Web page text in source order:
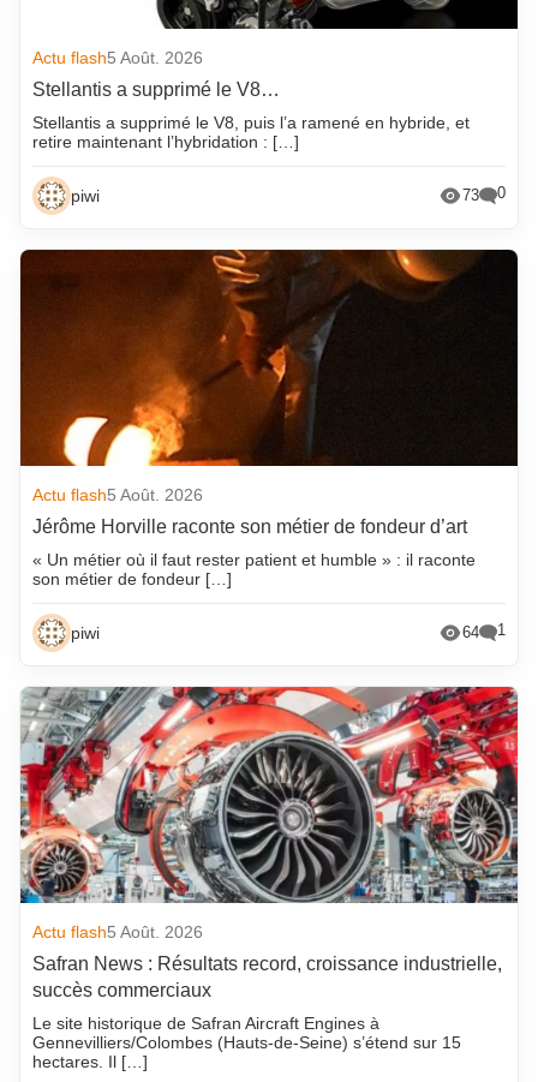
Actu flash5 Août. 2026
Stellantis a supprimé le V8…
Stellantis a supprimé le V8, puis l’a ramené en hybride, et
retire maintenant l’hybridation : […]
piwi 73 0
Actu flash5 Août. 2026
Jérôme Horville raconte son métier de fondeur d’art
« Un métier où il faut rester patient et humble » : il raconte
son métier de fondeur […]
piwi 64 1
Actu flash5 Août. 2026
Safran News : Résultats record, croissance industrielle,
succès commerciaux
Le site historique de Safran Aircraft Engines à
Gennevilliers/Colombes (Hauts-de-Seine) s’étend sur 15
hectares. Il […]